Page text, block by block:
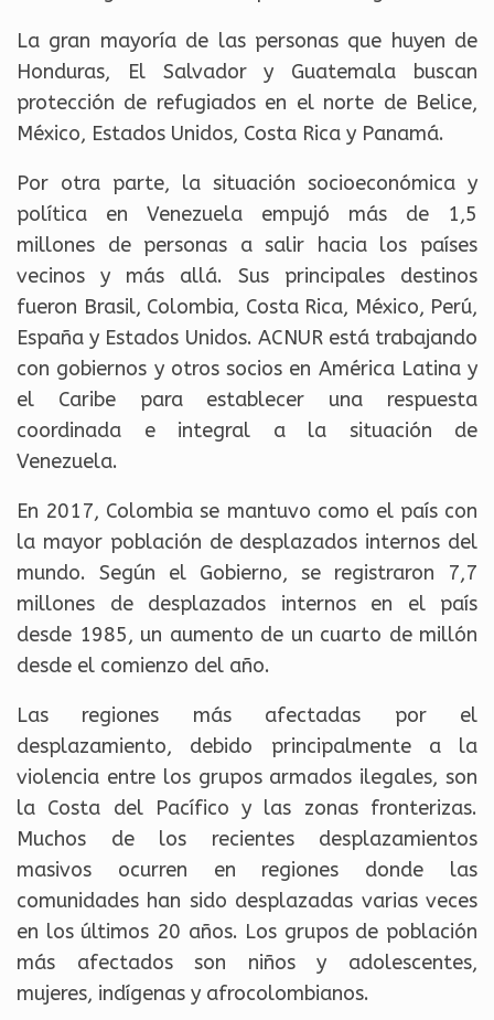
La gran mayoría de las personas que huyen de
Honduras, El Salvador y Guatemala buscan
protección de refugiados en el norte de Belice,
México, Estados Unidos, Costa Rica y Panamá.
Por otra parte, la situación socioeconómica y
política en Venezuela empujó más de 1,5
millones de personas a salir hacia los países
vecinos y más allá. Sus principales destinos
fueron Brasil, Colombia, Costa Rica, México, Perú,
España y Estados Unidos. ACNUR está trabajando
con gobiernos y otros socios en América Latina y
el Caribe para establecer una respuesta
coordinada e integral a la situación de
Venezuela.
En 2017, Colombia se mantuvo como el país con
la mayor población de desplazados internos del
mundo. Según el Gobierno, se registraron 7,7
millones de desplazados internos en el país
desde 1985, un aumento de un cuarto de millón
desde el comienzo del año.
Las regiones más afectadas por el
desplazamiento, debido principalmente a la
violencia entre los grupos armados ilegales, son
la Costa del Pacífico y las zonas fronterizas.
Muchos de los recientes desplazamientos
masivos ocurren en regiones donde las
comunidades han sido desplazadas varias veces
en los últimos 20 años. Los grupos de población
más afectados son niños y adolescentes,
mujeres, indígenas y afrocolombianos.